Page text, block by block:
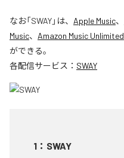
なお「SWAY」は、 Apple Music、
Music、 Amazon Music Unlimited
ができる。
各配信サービス： SWAY
1 ： SWAY